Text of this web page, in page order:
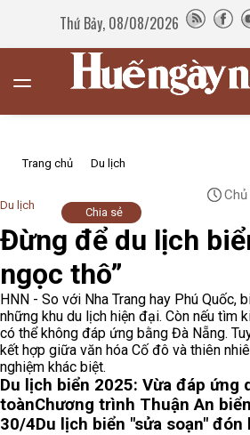
Thứ Bảy, 08/08/2026
Trang chủ Du lịch
Du lịch
Chia sẻ
Đừng để du lịch
ngọc thô”
HNN - So với Nha Trang hay Phú Quốc,
những khu du lịch hiện đại. Còn nếu tìm
có thể không đáp ứng bằng Đà Nẵng.
kết hợp giữa văn hóa Cố đô và thiên
nghiệm khác biệt.
Du lịch biển 2025: Vừa đáp ứng
toànChương trình Thuận An
30/4Du lịch biển "sửa soạn" đón